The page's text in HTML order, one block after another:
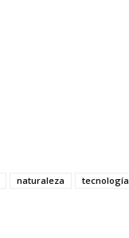
naturaleza tecnología